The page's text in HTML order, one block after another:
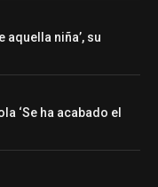
aquella niña’, su
‘Se ha acabado el